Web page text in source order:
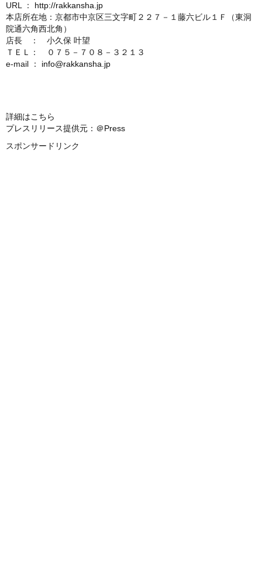
URL ： http://rakkansha.jp
本店所在地：京都市中京区三文字町２２７－１藤六ビル１Ｆ（東洞
院通六角西北角）
店長 ： 小久保 叶望
ＴＥＬ： ０７５－７０８－３２１３
e-mail ： info@rakkansha.jp
詳細はこちら
プレスリリース提供元：＠Press
スポンサードリンク